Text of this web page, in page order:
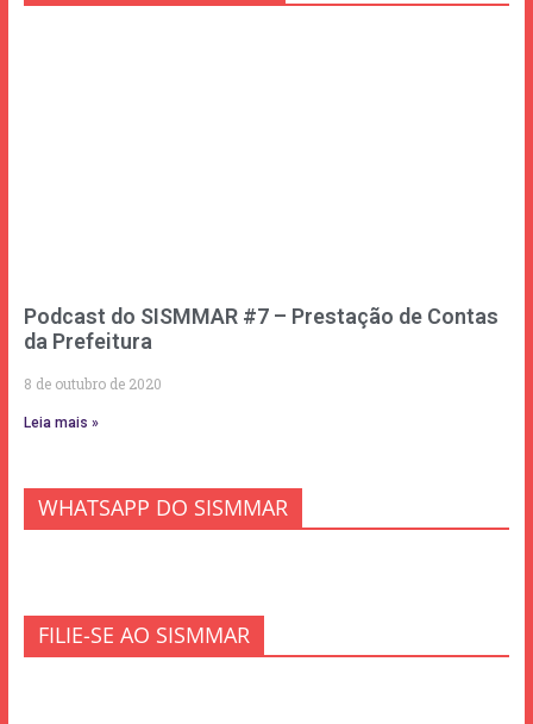
Podcast do SISMMAR #7 – Prestação de Contas
da Prefeitura
8 de outubro de 2020
Leia mais »
WHATSAPP DO SISMMAR
FILIE-SE AO SISMMAR